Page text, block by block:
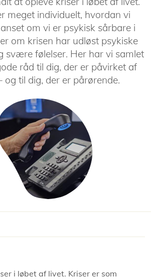
meget individuelt, hvordan vi
om vi er psykisk sårbare i
om krisen har udløst psykiske
svære følelser. Her har vi samlet
råd til dig, der er påvirket af
og til dig, der er pårørende.
i løbet af livet. Kriser er som